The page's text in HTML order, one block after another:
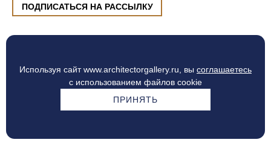
Используя сайт www.architectorgallery.ru, вы соглашаетесь
с использованием файлов cookie
ПРИНЯТЬ
ПОДПИСАТЬСЯ НА РАССЫЛКУ
ул. Малышева, 8, Екатеринбург
Процесс оплаты